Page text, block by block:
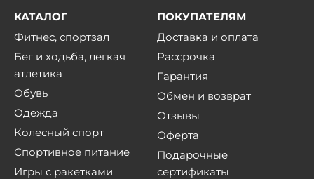
КАТАЛОГ
Фитнес, спортзал
Бег и ходьба, легкая
атлетика
Обувь
Одежда
Колесный спорт
Спортивное питание
Игры с ракетками
ПОКУПАТЕЛЯМ
Доставка и оплата
Рассрочка
Гарантия
Обмен и возврат
Отзывы
Оферта
Подарочные
сертификаты